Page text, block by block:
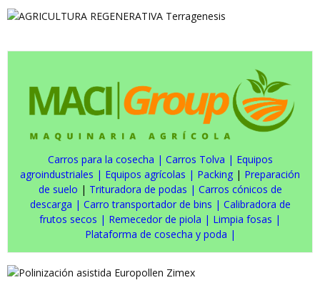
Carros para la cosecha | Carros Tolva | Equipos
agroindustriales | Equipos agrícolas | Packing | Preparación
de suelo | Trituradora de podas | Carros cónicos de
descarga | Carro transportador de bins | Calibradora de
frutos secos | Remecedor de piola | Limpia fosas |
Plataforma de cosecha y poda |